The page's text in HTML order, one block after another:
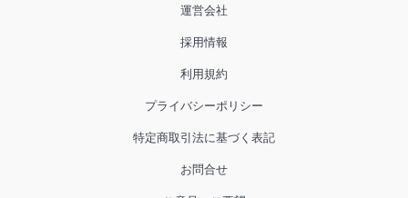
運営会社
採用情報
利用規約
プライバシーポリシー
特定商取引法に基づく表記
お問合せ